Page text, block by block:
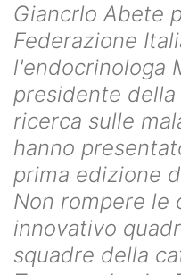
Giancrlo Abete
Federazione
l'endocrinologa
presidente
ricerca sulle
hanno
prima edizione
Non rompere le
innovativo
squadre della